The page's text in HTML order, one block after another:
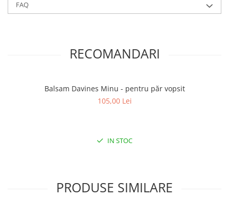
FAQ
RECOMANDARI
Balsam Davines Minu - pentru păr vopsit
105,00 Lei
IN STOC
PRODUSE SIMILARE